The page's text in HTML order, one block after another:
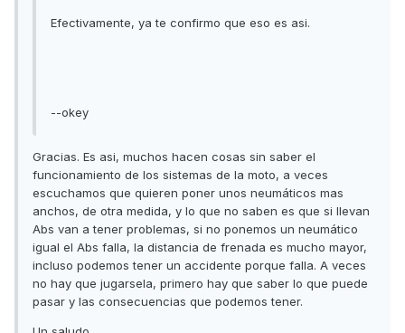
Efectivamente, ya te confirmo que eso es asi.
--okey
Gracias. Es asi, muchos hacen cosas sin saber el
funcionamiento de los sistemas de la moto, a veces
escuchamos que quieren poner unos neumáticos mas
anchos, de otra medida, y lo que no saben es que si llevan
Abs van a tener problemas, si no ponemos un neumático
igual el Abs falla, la distancia de frenada es mucho mayor,
incluso podemos tener un accidente porque falla. A veces
no hay que jugarsela, primero hay que saber lo que puede
pasar y las consecuencias que podemos tener.